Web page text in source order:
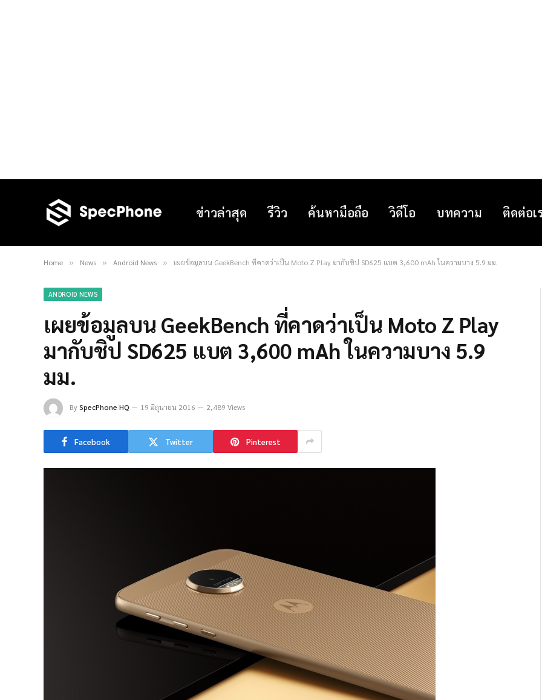
ข่าวล่าสุด รีวิว ค้นหามือถือ วิดีโอ บทความ ติดต่อเ
Home » News » Android News » เผยข้อมูลบน GeekBench ที่คาดว่าเป็น Moto Z Play มากับชิป SD625 แบต 3,600 mAh ในความบาง 5.9 มม.
ANDROID NEWS
เผยข้อมูลบน GeekBench ที่คาดว่าเป็น Moto Z Play
มากับชิป SD625 แบต 3,600 mAh ในความบาง 5.9
มม.
BySpecPhone HQ 19 มิถุนายน 2016 2,489 Views
Facebook Twitter Pinterest